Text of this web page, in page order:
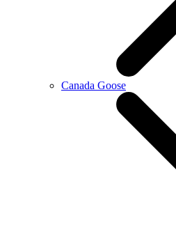
Canada Goose